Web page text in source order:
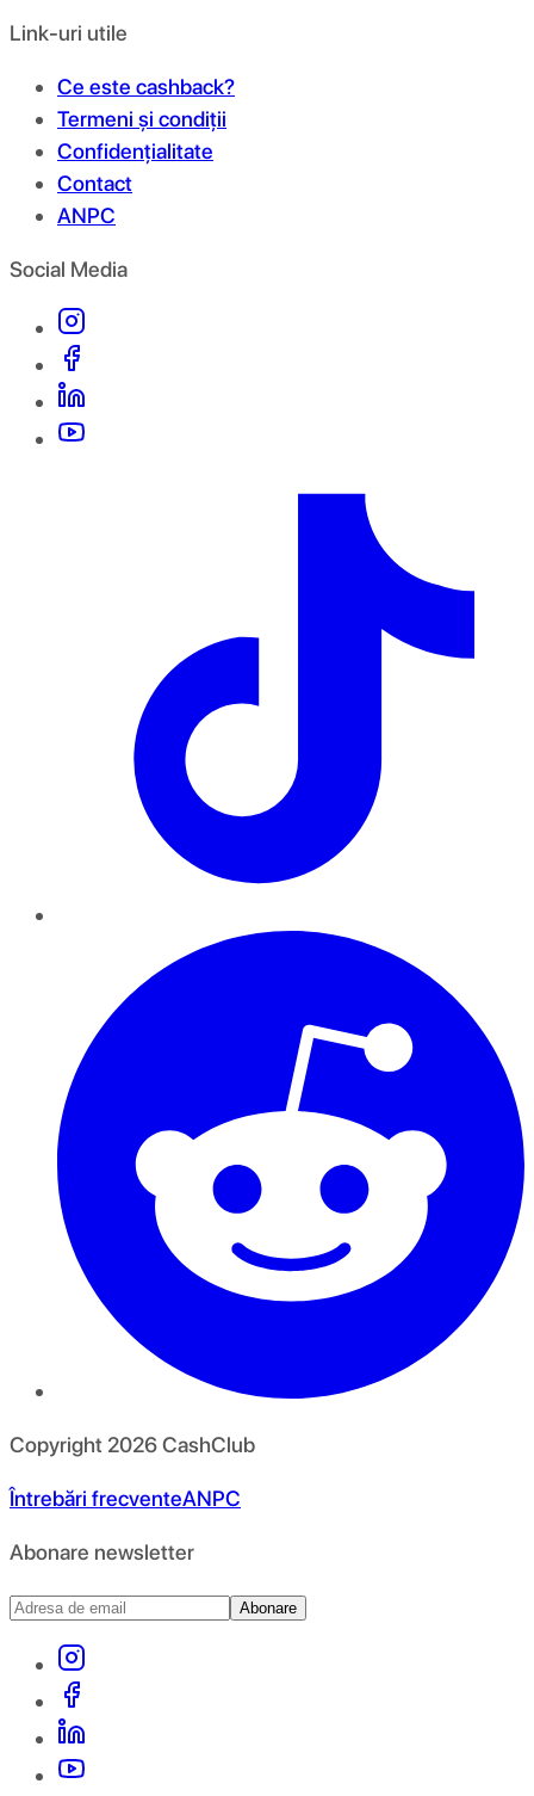
Link-uri utile
Ce este cashback?
Termeni și condiții
Confidențialitate
Contact
ANPC
Social Media
Copyright 2026CashClub
Întrebări frecventeANPC
Abonare newsletter
Abonare